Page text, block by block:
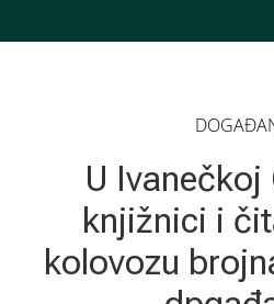
U Ivanečkoj
knjižnici i
kolovozu